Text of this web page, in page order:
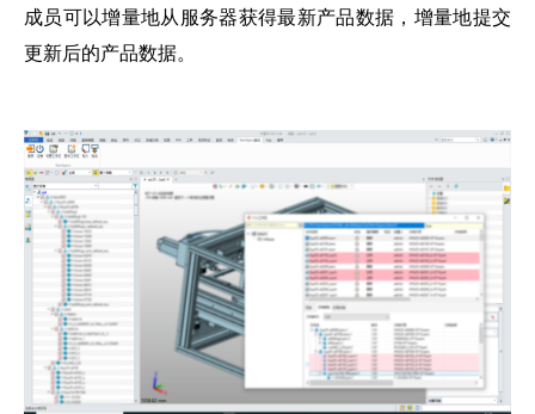
成员可以增量地从服务器获得最新产品数据，增量地提交
更新后的产品数据。